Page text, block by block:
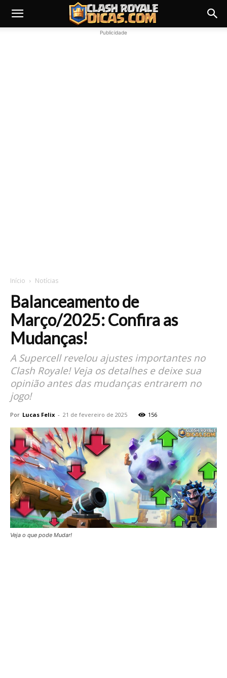
Publicidade
Início Notícias
Balanceamento de
Março/2025: Confira as
Mudanças!
A Supercell revelou ajustes importantes no
Clash Royale! Veja os detalhes e deixe sua
opinião antes das mudanças entrarem no
jogo!
Por Lucas Felix - 21 de fevereiro de 2025 156
Veja o que pode Mudar!